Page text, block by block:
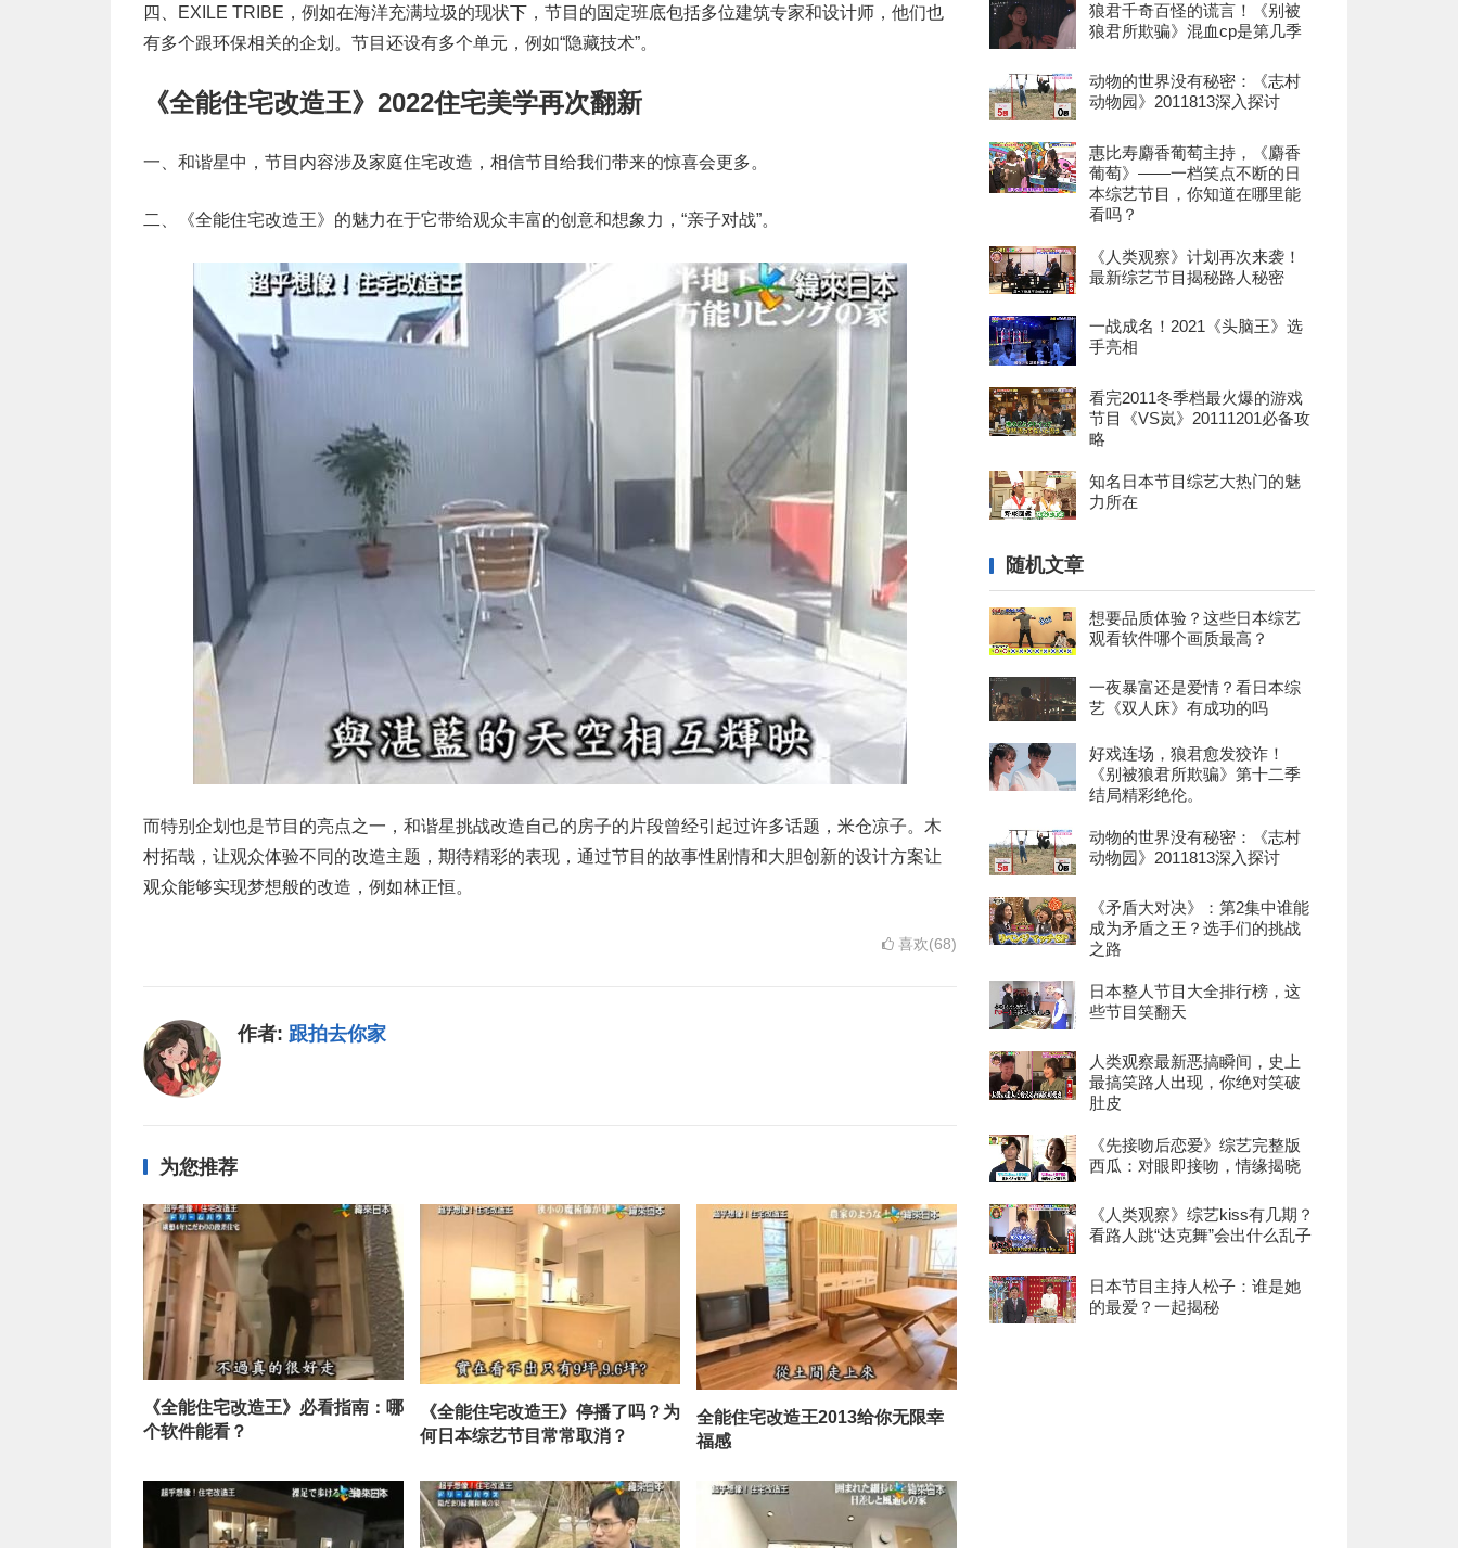
四、EXILE TRIBE，例如在海洋充满垃圾的现状下，节目的固定班底包括多位建筑专家和设计师，他们也
有多个跟环保相关的企划。节目还设有多个单元，例如“隐藏技术”。
《全能住宅改造王》2022住宅美学再次翻新
一、和谐星中，节目内容涉及家庭住宅改造，相信节目给我们带来的惊喜会更多。
二、《全能住宅改造王》的魅力在于它带给观众丰富的创意和想象力，“亲子对战”。
而特别企划也是节目的亮点之一，和谐星挑战改造自己的房子的片段曾经引起过许多话题，米仓凉子。木
村拓哉，让观众体验不同的改造主题，期待精彩的表现，通过节目的故事性剧情和大胆创新的设计方案让
观众能够实现梦想般的改造，例如林正恒。
喜欢(68)
作者: 跟拍去你家
为您推荐
《全能住宅改造王》必看指南：哪
个软件能看？
《全能住宅改造王》停播了吗？为
何日本综艺节目常常取消？
全能住宅改造王2013给你无限幸
福感
狼君千奇百怪的谎言！《别被
狼君所欺骗》混血cp是第几季
动物的世界没有秘密：《志村
动物园》2011813深入探讨
惠比寿麝香葡萄主持，《麝香
葡萄》——一档笑点不断的日
本综艺节目，你知道在哪里能
看吗？
《人类观察》计划再次来袭！
最新综艺节目揭秘路人秘密
一战成名！2021《头脑王》选
手亮相
看完2011冬季档最火爆的游戏
节目《VS岚》20111201必备攻
略
知名日本节目综艺大热门的魅
力所在
随机文章
想要品质体验？这些日本综艺
观看软件哪个画质最高？
一夜暴富还是爱情？看日本综
艺《双人床》有成功的吗
好戏连场，狼君愈发狡诈！
《别被狼君所欺骗》第十二季
结局精彩绝伦。
动物的世界没有秘密：《志村
动物园》2011813深入探讨
《矛盾大对决》：第2集中谁能
成为矛盾之王？选手们的挑战
之路
日本整人节目大全排行榜，这
些节目笑翻天
人类观察最新恶搞瞬间，史上
最搞笑路人出现，你绝对笑破
肚皮
《先接吻后恋爱》综艺完整版
西瓜：对眼即接吻，情缘揭晓
《人类观察》综艺kiss有几期？
看路人跳“达克舞”会出什么乱子
日本节目主持人松子：谁是她
的最爱？一起揭秘